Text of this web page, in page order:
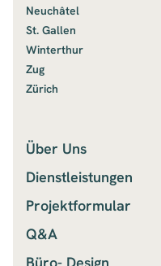
Neuchâtel
St. Gallen
Winterthur
Zug
Zürich
Über Uns
Dienstleistungen
Projektformular
Q&A